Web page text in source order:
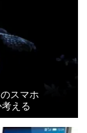
スマホ
える